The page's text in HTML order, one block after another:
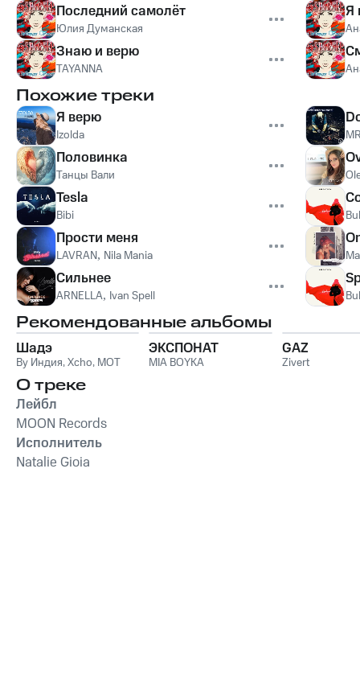
Последний самолёт
Юлия Думанская
Знаю и верю
TAYANNA
Я
Похожие треки
Я верю
Izolda
Половинка
Танцы Вали
Tesla
Bibi
Прости меня
LAVRAN, Nila Mania
Сильнее
ARNELLA, Ivan Spell
Рекомендованные альбомы
Шадэ
By Индия,Xcho, MOT
ЭКСПОНАТ
MIA BOYKA
GAZ
Zivert
О треке
Лейбл
MOON Records
Исполнитель
Natalie Gioia